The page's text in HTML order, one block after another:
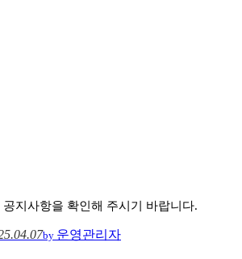
지사항을 확인해 주시기 바랍니다.
by 운영관리자